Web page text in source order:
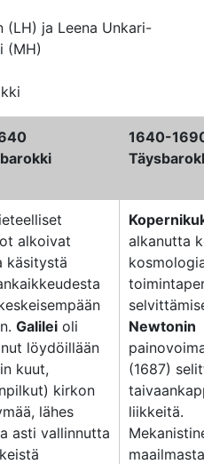
(LH) ja Leena Unkari-
(MH)
1640-
alkoivat
käsitystä
Galilei oli
löydöillään
kuut,
kirkon
lähes
asti vallinnutta
alkanutta
Newtonin
(1687)
liikkeitä.